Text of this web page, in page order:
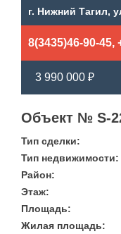
г. Нижний Тагил,
8(3435)46-90-45,
3 990 000 ₽
Объект № S-
Тип сделки:
Тип недвижимости:
Район:
Этаж:
Площадь:
Жилая площадь: